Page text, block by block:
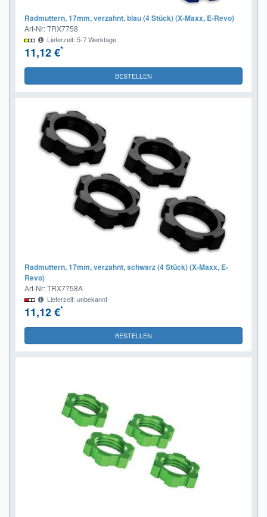
Radmuttern, 17mm, verzahnt, blau (4 Stück) (X-Maxx, E-Revo)
Art-Nr: TRX7758
Lieferzeit: 5-7 Werktage
11,12 €*
BESTELLEN
Radmuttern, 17mm, verzahnt, schwarz (4 Stück) (X-Maxx, E-
Revo)
Art-Nr: TRX7758A
Lieferzeit: unbekannt
11,12 €*
BESTELLEN